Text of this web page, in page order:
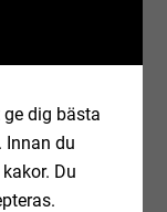
på byggnaden
ska
eller inmätt
dig bästa
Innan du
Du